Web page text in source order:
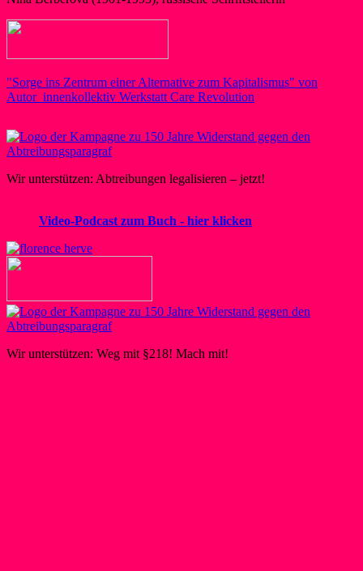
"Sorge ins Zentrum einer Alternative zum Kapitalismus" von
Autor_innenkollektiv Werkstatt Care Revolution
Wir unterstützen: Abtreibungen legalisieren – jetzt!
Video-Podcast zum Buch - hier klicken
Wir unterstützen: Weg mit §218! Mach mit!